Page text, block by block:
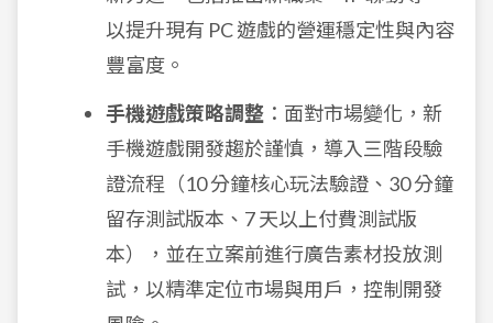
以提升現有 PC 遊戲的營運穩定性與內容
豐富度。
手機遊戲策略調整 ：面對市場變化，新
手機遊戲開發趨於謹慎，導入三階段驗
證流程（10 分鐘核心玩法驗證、30 分鐘
留存測試版本、7 天以上付費測試版
本），並在立案前進行廣告素材投放測
試，以精準定位市場與用戶，控制開發